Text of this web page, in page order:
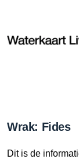
Wrak: Fides
Dit is de